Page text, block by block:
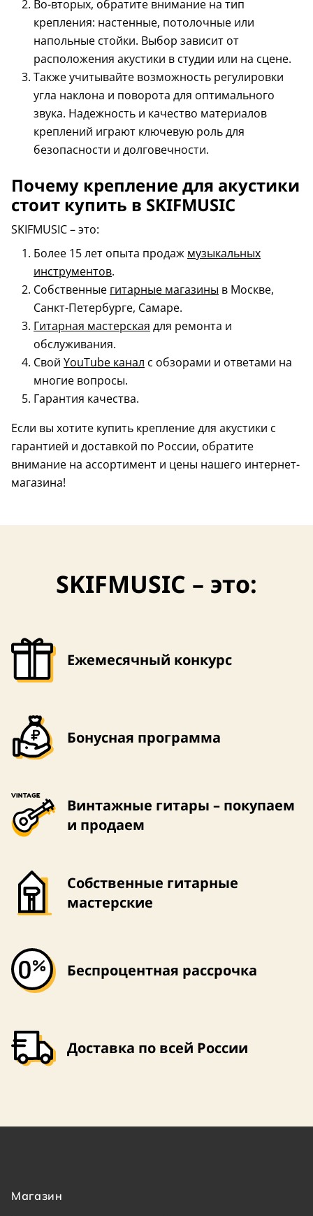
Во-вторых, обратите внимание на тип
крепления: настенные, потолочные или
напольные стойки. Выбор зависит от
расположения акустики в студии или на сцене.
Также учитывайте возможность регулировки
угла наклона и поворота для оптимального
звука. Надежность и качество материалов
креплений играют ключевую роль для
безопасности и долговечности.
Почему крепление для акустики
стоит купить в SKIFMUSIC
SKIFMUSIC – это:
Более 15 лет опыта продаж музыкальных
инструментов.
Собственные гитарные магазины в Москве,
Санкт-Петербурге, Самаре.
Гитарная мастерская для ремонта и
обслуживания.
Свой YouTube канал с обзорами и ответами на
многие вопросы.
Гарантия качества.
Если вы хотите купить крепление для акустики с
гарантией и доставкой по России, обратите
внимание на ассортимент и цены нашего интернет-
магазина!
SKIFMUSIC – это:
Ежемесячный конкурс
Бонусная программа
Винтажные гитары – покупаем
и продаем
Собственные гитарные
мастерские
Беспроцентная рассрочка
Доставка по всей России
Магазин